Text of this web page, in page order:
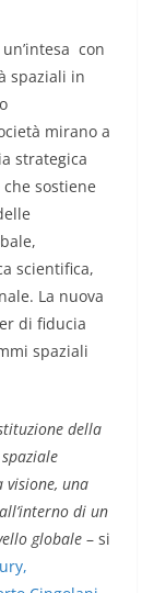
con
spaziali in
mirano a
strategica
sostiene
scientifica,
La nuova
di fiducia
spaziali
della
visione, una
di un
globale – si